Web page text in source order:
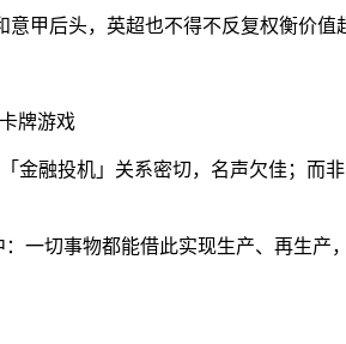
甲后头，英超也不得不反复权衡价值
牌游戏
融投机」关系密切，名声欠佳；而
一切事物都能借此实现生产、再生